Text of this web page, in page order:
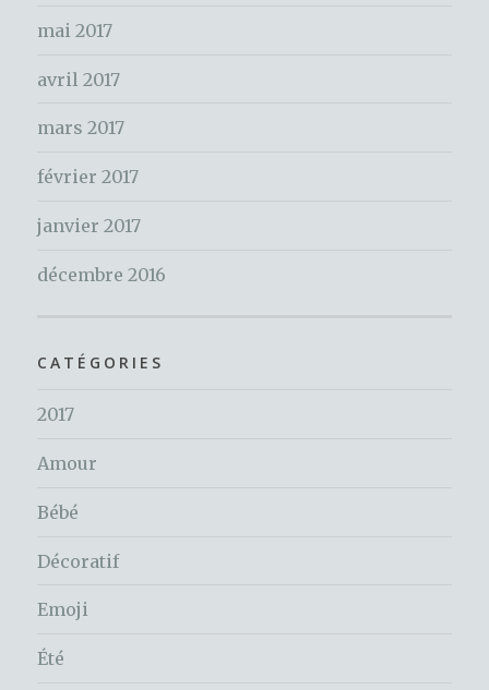
mai 2017
avril 2017
mars 2017
février 2017
janvier 2017
décembre 2016
CATÉGORIES
2017
Amour
Bébé
Décoratif
Emoji
Été